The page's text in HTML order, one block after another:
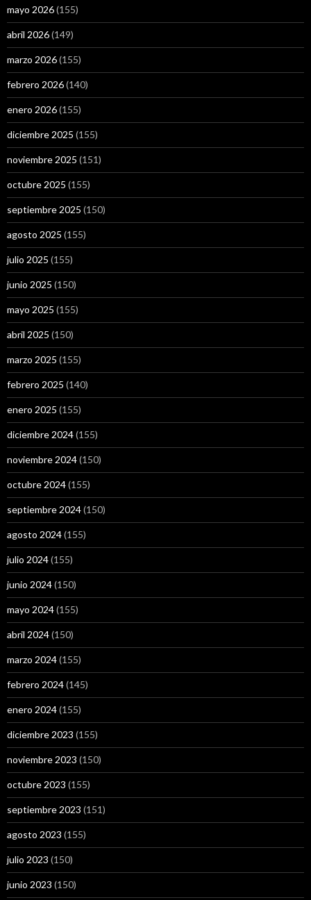
mayo 2026(155)
abril 2026(149)
marzo 2026(155)
febrero 2026(140)
enero 2026(155)
diciembre 2025 (155)
noviembre 2025 (151)
octubre 2025 (155)
septiembre 2025 (150)
agosto 2025 (155)
julio 2025 (155)
junio 2025 (150)
mayo 2025 (155)
abril 2025 (150)
marzo 2025 (155)
febrero 2025 (140)
enero 2025 (155)
diciembre 2024(155)
noviembre 2024(150)
octubre 2024(155)
septiembre 2024(150)
agosto 2024(155)
julio 2024(155)
junio 2024(150)
mayo 2024(155)
abril 2024(150)
marzo 2024(155)
febrero 2024(145)
enero 2024(155)
diciembre 2023 (155)
noviembre 2023 (150)
octubre 2023 (155)
septiembre 2023 (151)
agosto 2023 (155)
julio 2023 (150)
junio 2023 (150)